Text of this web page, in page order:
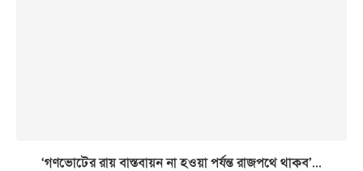
‘গণভোটের রায় বাস্তবায়ন না হওয়া পর্যন্ত রাজপথে থাকব’...